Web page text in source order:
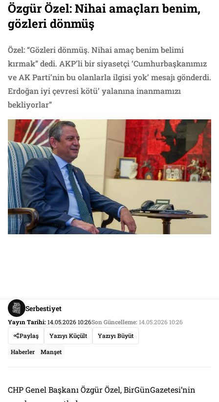
Özgür Özel: Nihai amaçları benim,
gözleri dönmüş
Özel: “Gözleri dönmüş. Nihai amaç benim belimi
kırmak” dedi. AKP’li bir siyasetçi ‘Cumhurbaşkanımız
ve AK Parti’nin bu olanlarla ilgisi yok’ mesajı gönderdi.
Erdoğan iyi çevresi kötü’ yalanına inanmamızı
bekliyorlar”
Serbestiyet
Yayın Tarihi:14.05.2026 10:26Son Güncelleme:14.05.2026 10:26
Paylaş
Yazıyı Küçült Yazıyı Büyüt
Haberler Manşet
CHP Genel Başkanı Özgür Özel, BirGünGazetesi’nin